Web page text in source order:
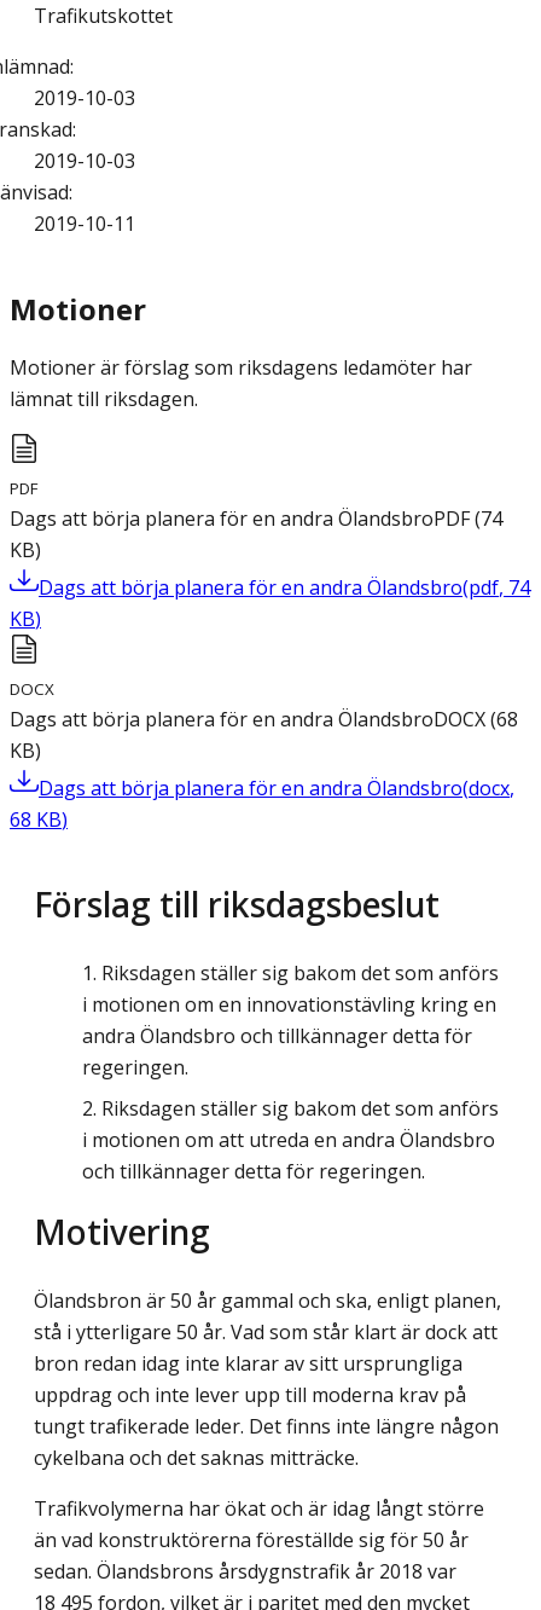
Trafikutskottet
:
2019-10-03
:
2019-10-03
:
2019-10-11
Motioner
Motioner är förslag som riksdagens ledamöter har
lämnat till riksdagen.
PDF
Dags att börja planera för en andra ÖlandsbroPDF(74
KB)
Dags att börja planera för en andra Ölandsbro(pdf, 74
KB)
DOCX
Dags att börja planera för en andra ÖlandsbroDOCX(68
KB)
Dags att börja planera för en andra Ölandsbro(docx,
68 KB)
Förslag till riksdagsbeslut
Riksdagen ställer sig bakom det som anförs
i motionen om en innovationstävling kring en
andra Ölandsbro och tillkännager detta för
regeringen.
Riksdagen ställer sig bakom det som anförs
i motionen om att utreda en andra Ölandsbro
och tillkännager detta för regeringen.
Motivering
Ölandsbron är 50 år gammal och ska, enligt planen,
stå i ytterligare 50 år. Vad som står klart är dock att
bron redan idag inte klarar av sitt ursprungliga
uppdrag och inte lever upp till moderna krav på
tungt trafikerade leder. Det finns inte längre någon
cykelbana och det saknas mitträcke.
Trafikvolymerna har ökat och är idag långt större
än vad konstruktörerna föreställde sig för 50 år
sedan. Ölandsbrons årsdygnstrafik år 2018 var
18 495 fordon, vilket är i paritet med den mycket